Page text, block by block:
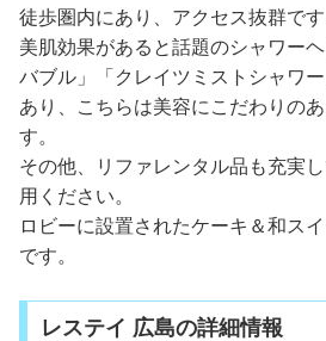
徒歩圏内にあり、アクセス抜群です
美肌効果があると話題のシャワー
バブル」「クレイツミストシャワ
あり、こちらは美容にこだわりの
す。
その他、リファレンタル品も充実
用ください。
ロビーに設置されたケーキ＆和ス
です。
レステイ 広島の詳細情報